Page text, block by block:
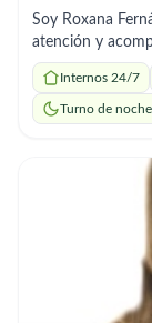
Soy Roxana
atención y
considero una
y comprometida
experiencia en
cuidadora de
los fines de
alrededores.
y ofrezco un
Internos 24/7
Turno de noche